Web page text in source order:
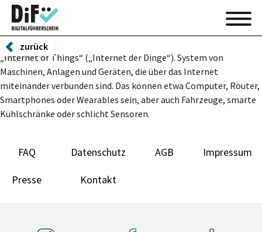
zurück
„Internet of Things“ („Internet der Dinge“). System von
Maschinen, Anlagen und Geräten, die über das Internet
miteinander verbunden sind. Das können etwa Computer, Router,
Smartphones oder Wearables sein, aber auch Fahrzeuge, smarte
Kühlschränke oder schlicht Sensoren.
FAQ Datenschutz AGB Impressum
Presse Kontakt